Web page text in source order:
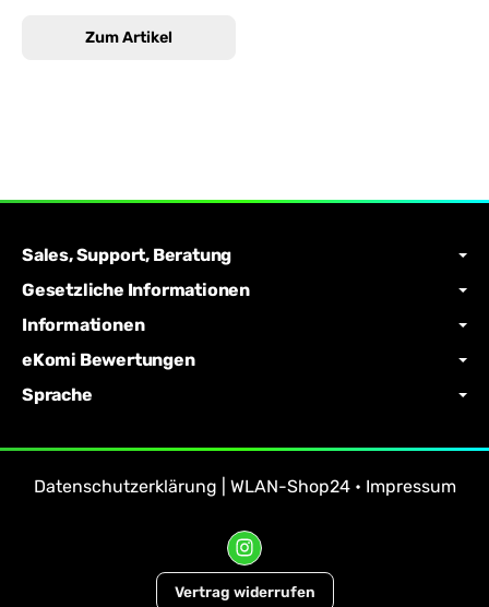
Zum Artikel
Sales, Support, Beratung
Gesetzliche Informationen
Informationen
eKomi Bewertungen
Sprache
Datenschutzerklärung | WLAN-Shop24 • Impressum
Vertrag widerrufen